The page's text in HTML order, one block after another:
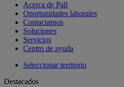
Acerca de Pall
Oportunidades laborales
Contactarnos
Soluciones
Servicios
Centro de ayuda
Seleccionar territorio
Destacados